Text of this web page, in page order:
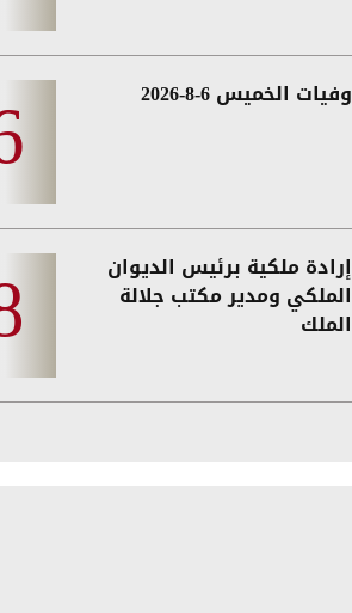
وفيات الخميس 6-8-2026
إرادة ملكية برئيس الديوان
الملكي ومدير مكتب جلالة
الملك